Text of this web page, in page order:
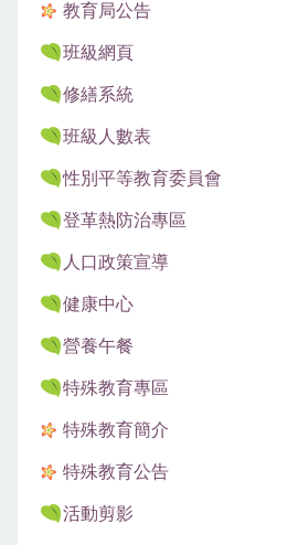
教育局公告
班級網頁
修繕系統
班級人數表
性別平等教育委員會
登革熱防治專區
人口政策宣導
健康中心
營養午餐
特殊教育專區
特殊教育簡介
特殊教育公告
活動剪影